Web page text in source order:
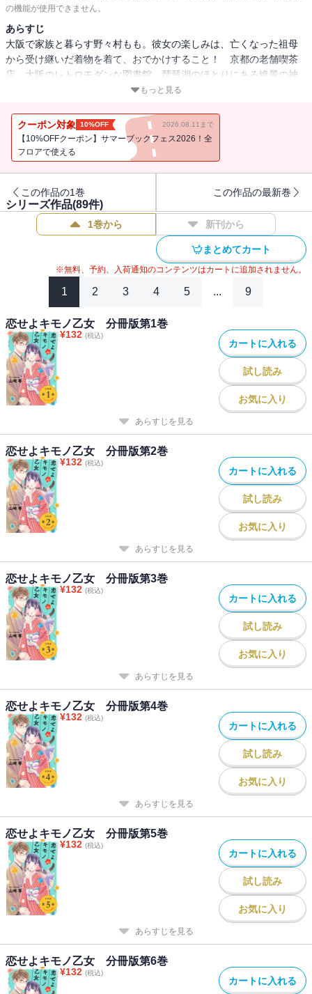
の機能が使用できません。
あらすじ
大阪で家族と暮らす野々村もも。彼女の楽しみは、亡くなった祖母
から受け継いだ着物を着て、おでかけすること！ 京都の老舗喫茶
店、大阪のレトロモダンな図書館、琵琶湖のほとりにある絶景の神
社など、関西のあちこちを大好きな着物で訪れます。おでかけ先で
心ときめく関西おでかけ漫画、開幕!! ※本作品は単行本『恋せよキ
モノ乙女』（バンチコミックス）を1話ごとに分冊したものです。
もっと見る
クーポン対象 10%OFF 2026.08.11まで
【10%OFFクーポン】サマーブックフェス2026！全
フロアで使える
この作品の1巻 この作品の最新巻
シリーズ作品(89件)
1巻から 新刊から
まとめてカート
※無料、予約、入荷通知のコンテンツはカートに追加されません。
1 2 3 4 5 ... 9
恋せよキモノ乙女 分冊版第1巻
¥132 (税込)
カートに入れる
試し読み
お気に入り
あらすじを見る
恋せよキモノ乙女 分冊版第2巻
¥132 (税込)
カートに入れる
試し読み
お気に入り
あらすじを見る
恋せよキモノ乙女 分冊版第3巻
¥132 (税込)
カートに入れる
試し読み
お気に入り
あらすじを見る
恋せよキモノ乙女 分冊版第4巻
¥132 (税込)
カートに入れる
試し読み
お気に入り
あらすじを見る
恋せよキモノ乙女 分冊版第5巻
¥132 (税込)
カートに入れる
試し読み
お気に入り
あらすじを見る
恋せよキモノ乙女 分冊版第6巻
¥132 (税込)
カートに入れる